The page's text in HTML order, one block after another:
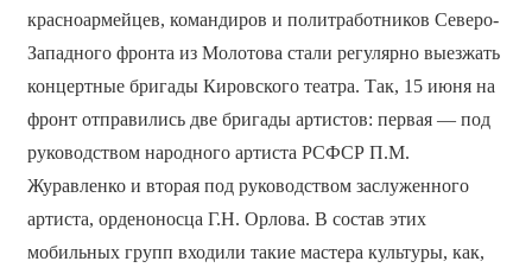
красноармейцев, командиров и политработников Северо-
Западного фронта из Молотова стали регулярно выезжать
концертные бригады Кировского театра. Так, 15 июня на
фронт отправились две бригады артистов: первая — под
руководством народного артиста РСФСР П.М.
Журавленко и вторая под руководством заслуженного
артиста, орденоносца Г.Н. Орлова. В состав этих
мобильных групп входили такие мастера культуры, как,